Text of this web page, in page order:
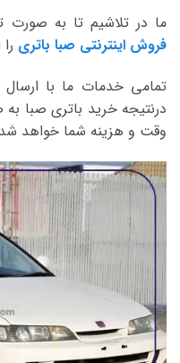
ما در تلاشیم تا به
فروش اینترنتی صبا باتری
تمامی خدمات ما با
درنتیجه خرید باتری صبا
وقت و هزینه شما خواهد